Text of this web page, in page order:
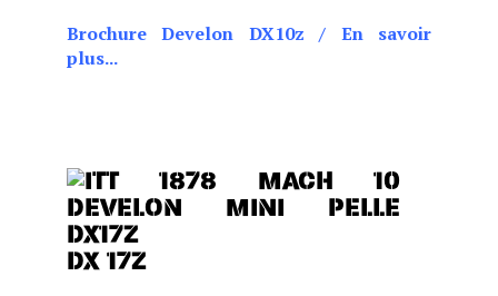
Brochure Develon DX10z/ En savoir
plus...
DX 17Z